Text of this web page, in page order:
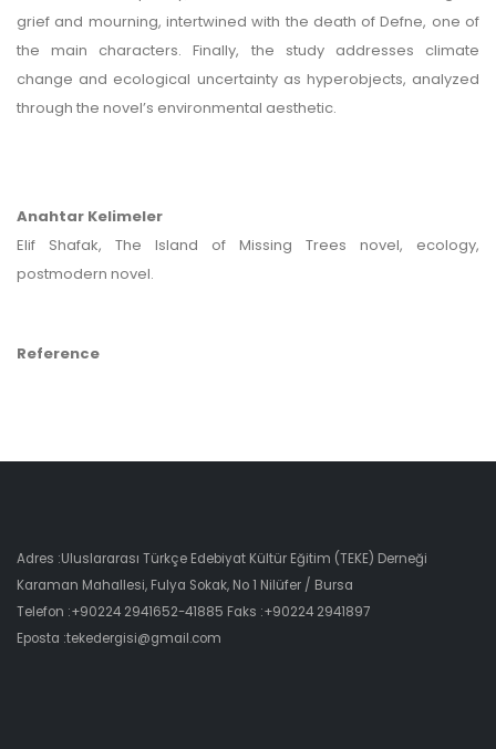
grief and mourning, intertwined with the death of Defne, one of
the main characters. Finally, the study addresses climate
change and ecological uncertainty as hyperobjects, analyzed
through the novel’s environmental aesthetic.
Anahtar Kelimeler
Elif Shafak, The Island of Missing Trees novel, ecology,
postmodern novel.
Reference
Adres :Uluslararası Türkçe Edebiyat Kültür Eğitim (TEKE) Derneği
Karaman Mahallesi, Fulya Sokak, No 1 Nilüfer / Bursa
Telefon :+90224 2941652-41885 Faks :+90224 2941897
Eposta :tekedergisi@gmail.com